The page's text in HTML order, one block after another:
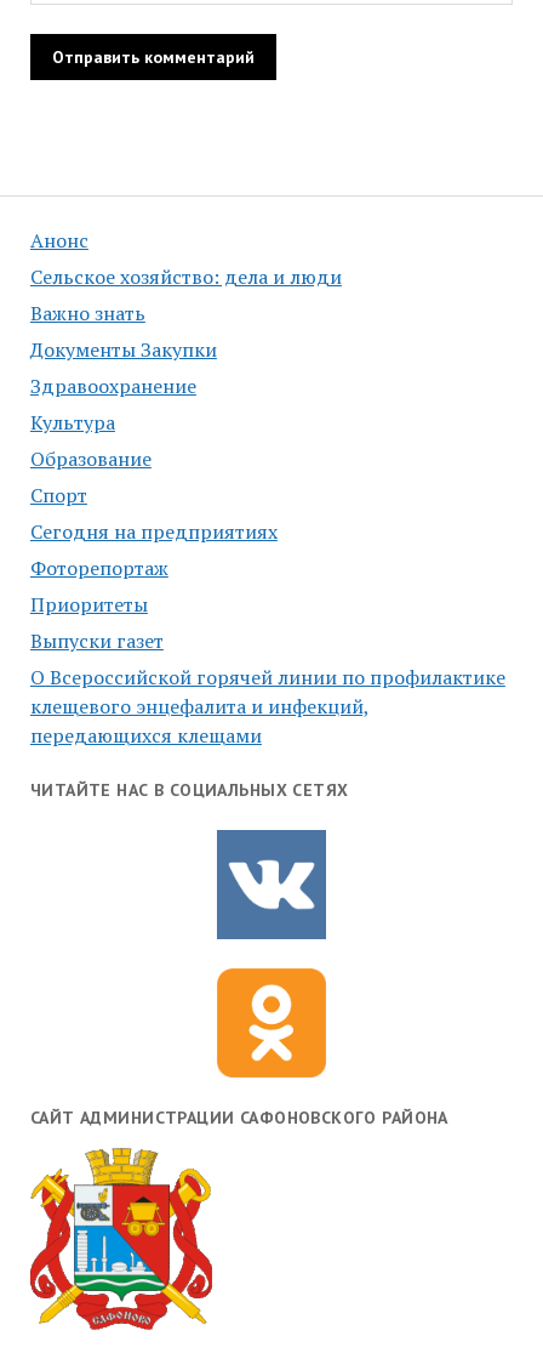
Анонс
Сельское хозяйство: дела и люди
Важно знать
Документы Закупки
Здравоохранение
Культура
Образование
Спорт
Сегодня на предприятиях
Фоторепортаж
Приоритеты
Выпуски газет
О Всероссийской горячей линии по профилактике
клещевого энцефалита и инфекций,
передающихся клещами
ЧИТАЙТЕ НАС В СОЦИАЛЬНЫХ СЕТЯХ
САЙТ АДМИНИСТРАЦИИ САФОНОВСКОГО РАЙОНА